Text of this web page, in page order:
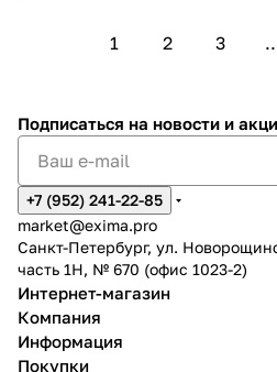
1 2 3
Подписаться на новости и
+7 (952) 241-22-85
market@exima.pro
Санкт-Петербург, ул.
часть 1Н, № 670 (офис 1023-2)
Интернет-магазин
Компания
Информация
Покупки